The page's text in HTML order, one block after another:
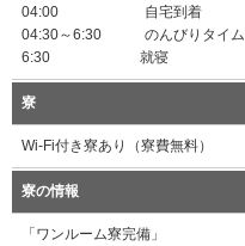
04:00 自宅到着
04:30～6:30 のんびりタイム
6:30 就寝
寮
Wi-Fi付き寮あり（寮費無料）
寮の情報
「ワンルーム寮完備」